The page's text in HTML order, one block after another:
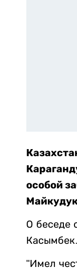
особой
О беседе
Касымбек.
"Имел